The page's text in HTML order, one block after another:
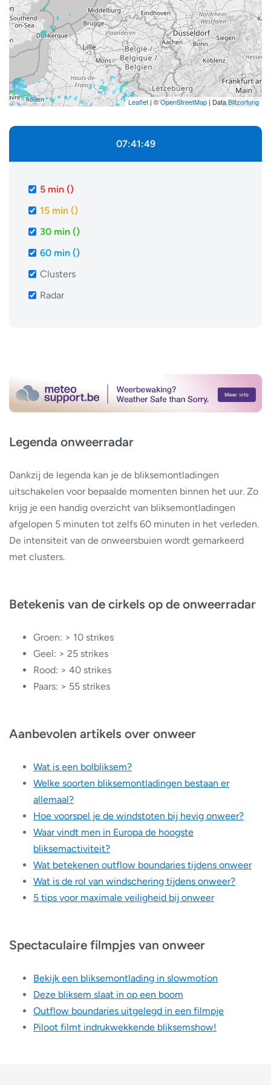
Leaflet | ©OpenStreetMap | DataBlitzortung
07:41:49
5 min ()
15 min ()
30 min ()
60 min ()
Clusters
Radar
Legenda onweerradar
Dankzij de legenda kan je de bliksemontladingen
uitschakelen voor bepaalde momenten binnen het uur. Zo
krijg je een handig overzicht van bliksemontladingen
afgelopen 5 minuten tot zelfs 60 minuten in het verleden.
De intensiteit van de onweersbuien wordt gemarkeerd
met clusters.
Betekenis van de cirkels op de onweerradar
Groen: > 10 strikes
Geel: > 25 strikes
Rood: > 40 strikes
Paars: > 55 strikes
Aanbevolen artikels over onweer
Wat is een bolbliksem?
Welke soorten bliksemontladingen bestaan er
allemaal?
Hoe voorspel je de windstoten bij hevig onweer?
Waar vindt men in Europa de hoogste
bliksemactiviteit?
Wat betekenen outflow boundaries tijdens onweer
Wat is de rol van windschering tijdens onweer?
5 tips voor maximale veiligheid bij onweer
Spectaculaire filmpjes van onweer
Bekijk een bliksemontlading in slowmotion
Deze bliksem slaat in op een boom
Outflow boundaries uitgelegd in een filmpje
Piloot filmt indrukwekkende bliksemshow!